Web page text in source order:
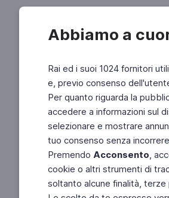
Abbiamo a
Rai ed i suoi 1024 fornitori
e, previo consenso
Per quanto riguarda la
accedere a informazioni sul
selezionare e mostrare
tuo consenso senza
Premendo Acconsento,
cookie o altri strumenti di
soltanto alcune finalità,